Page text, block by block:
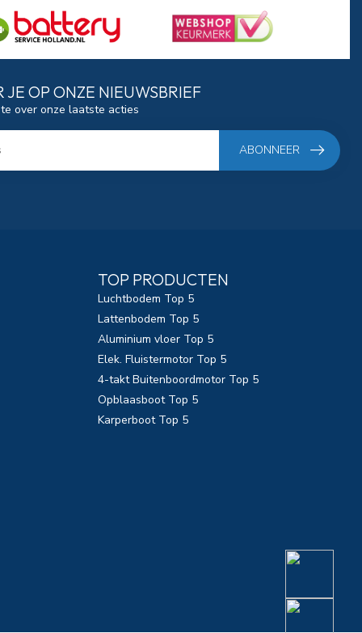
JE OP ONZE NIEUWSBRIEF
over onze laatste acties
ABONNEER
TOP PRODUCTEN
Luchtbodem Top 5
Lattenbodem Top 5
Aluminium vloer Top 5
Elek. Fluistermotor Top 5
4-takt Buitenboordmotor Top 5
Opblaasboot Top 5
Karperboot Top 5